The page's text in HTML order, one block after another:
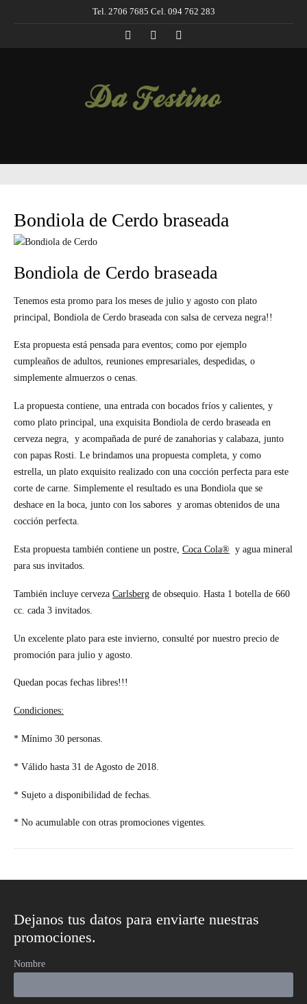
Tel. 2706 7685 Cel. 094 762 283
Bondiola de Cerdo braseada
Bondiola de Cerdo braseada
Tenemos esta promo para los meses de julio y agosto con plato
principal, Bondiola de Cerdo braseada con salsa de cerveza negra!!
Esta propuesta está pensada para eventos; como por ejemplo
cumpleaños de adultos, reuniones empresariales, despedidas, o
simplemente almuerzos o cenas.
La propuesta contiene, una entrada con bocados fríos y calientes, y
como plato principal, una exquisita Bondiola de cerdo braseada en
cerveza negra, y acompañada de puré de zanahorias y calabaza, junto
con papas Rosti. Le brindamos una propuesta completa, y como
estrella, un plato exquisito realizado con una cocción perfecta para este
corte de carne. Simplemente el resultado es una Bondiola que se
deshace en la boca, junto con los sabores y aromas obtenidos de una
cocción perfecta.
Esta propuesta también contiene un postre, Coca Cola® y agua mineral
para sus invitados.
También incluye cerveza Carlsberg de obsequio. Hasta 1 botella de 660
cc. cada 3 invitados.
Un excelente plato para este invierno, consulté por nuestro precio de
promoción para julio y agosto.
Quedan pocas fechas libres!!!
Condiciones:
* Mínimo 30 personas.
* Válido hasta 31 de Agosto de 2018.
* Sujeto a disponibilidad de fechas.
* No acumulable con otras promociones vigentes.
Dejanos tus datos para enviarte nuestras
promociones.
Nombre